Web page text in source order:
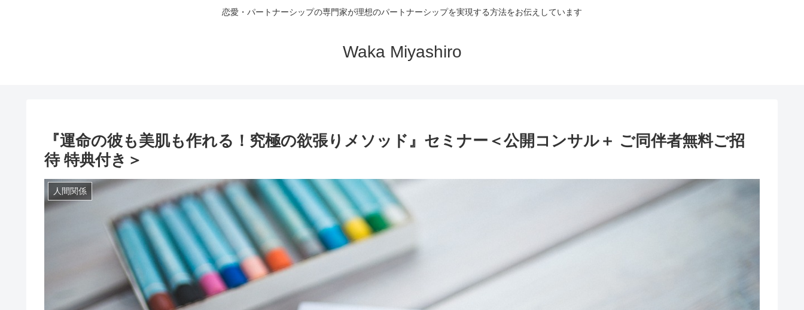
恋愛・パートナーシップの専門家が理想のパートナーシップを実現する方法をお伝えしています
Waka Miyashiro
『運命の彼も美肌も作れる！究極の欲張りメソッド』セミナー＜公開コンサル＋ ご同伴者無料ご招
待 特典付き＞
人間関係